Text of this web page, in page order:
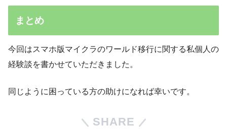
まとめ
今回はスマホ版マイクラのワールド移行に関する私個人の
経験談を書かせていただきました。
同じように困っている方の助けになれば幸いです。
SHARE